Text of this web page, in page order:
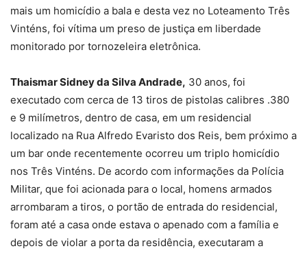
mais um homicídio a bala e desta vez no Loteamento Três
Vinténs, foi vítima um preso de justiça em liberdade
monitorado por tornozeleira eletrônica.
Thaismar Sidney da Silva Andrade, 30 anos, foi
executado com cerca de 13 tiros de pistolas calibres .380
e 9 milímetros, dentro de casa, em um residencial
localizado na Rua Alfredo Evaristo dos Reis, bem próximo a
um bar onde recentemente ocorreu um triplo homicídio
nos Três Vinténs. De acordo com informações da Polícia
Militar, que foi acionada para o local, homens armados
arrombaram a tiros, o portão de entrada do residencial,
foram até a casa onde estava o apenado com a família e
depois de violar a porta da residência, executaram a